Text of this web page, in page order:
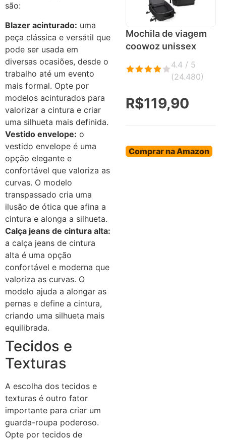
são:
Blazer acinturado: uma
peça clássica e versátil que
pode ser usada em
diversas ocasiões, desde o
trabalho até um evento
mais formal. Opte por
modelos acinturados para
valorizar a cintura e criar
uma silhueta mais definida.
Vestido envelope: o
vestido envelope é uma
opção elegante e
confortável que valoriza as
curvas. O modelo
transpassado cria uma
ilusão de ótica que afina a
cintura e alonga a silhueta.
Calça jeans de cintura alta:
a calça jeans de cintura
alta é uma opção
confortável e moderna que
valoriza as curvas. O
modelo ajuda a alongar as
pernas e define a cintura,
criando uma silhueta mais
equilibrada.
Tecidos e
Texturas
A escolha dos tecidos e
texturas é outro fator
importante para criar um
guarda-roupa poderoso.
Opte por tecidos de
Mochila de viagem
coowoz unissex
4.4 / 5
(24.480)
R$119,90
Comprar na Amazon